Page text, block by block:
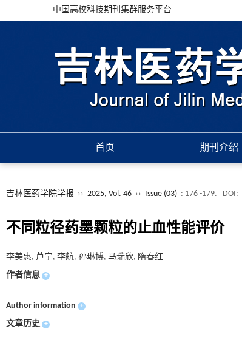
中国高校科技期刊集群服务平台
首页 期刊介绍
吉林医药学院学报 ›› 2025, Vol. 46 ›› Issue (03) : 176 -179. DOI:
不同粒径药墨颗粒的止血性能评价
李美惠, 芦宁, 李航, 孙琳博, 马瑞欣, 隋春红
作者信息 +
Author information +
文章历史 +